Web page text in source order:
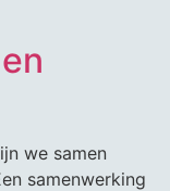
we samen
samenwerking